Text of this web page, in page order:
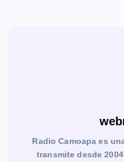
Radio Camoapa es
transmite desde